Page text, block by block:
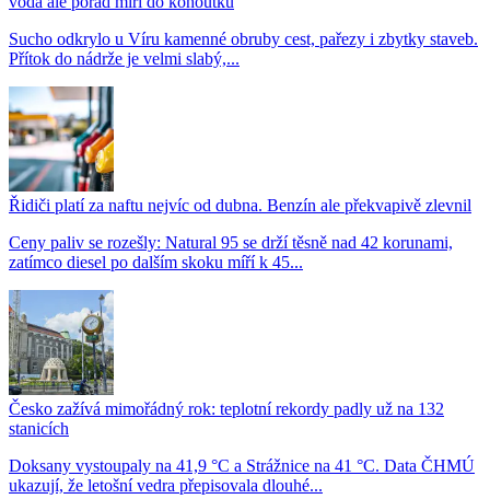
Sucho odkrylo u Víru kamenné obruby cest, pařezy i zbytky staveb.
Přítok do nádrže je velmi slabý,...
Řidiči platí za naftu nejvíc od dubna. Benzín ale překvapivě zlevnil
Ceny paliv se rozešly: Natural 95 se drží těsně nad 42 korunami,
zatímco diesel po dalším skoku míří k 45...
Česko zažívá mimořádný rok: teplotní rekordy padly už na 132
stanicích
Doksany vystoupaly na 41,9 °C a Strážnice na 41 °C. Data ČHMÚ
ukazují, že letošní vedra přepisovala dlouhé...